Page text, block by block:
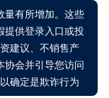
量有所增加。这些
提供登录入口或投
建议、不销售产
协会并引导您访问
确定是欺诈行为